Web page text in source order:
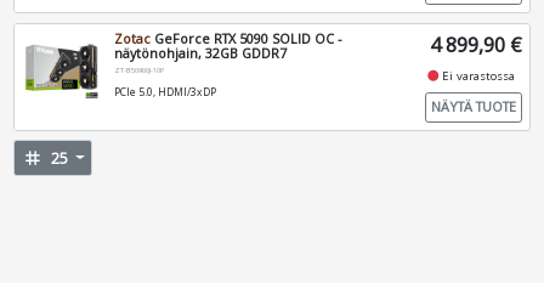
Zotac GeForce RTX 5090 SOLID OC -
näytönohjain, 32GB GDDR7
ZT-B50900J-10P
PCIe 5.0, HDMI/3xDP
4 899,90 €
fiber_manual_record Ei varastossa
NÄYTÄ TUOTE
tag 25